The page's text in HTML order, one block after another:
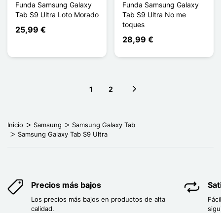
Funda Samsung Galaxy
Tab S9 Ultra Loto Morado
25,99 €
Funda Samsung Galaxy
Tab S9 Ultra No me
toques
28,99 €
1 2
Inicio Samsung
Samsung Galaxy Tab
Samsung Galaxy Tab S9 Ultra
Precios más bajos
Los precios más bajos en productos de alta
calidad.